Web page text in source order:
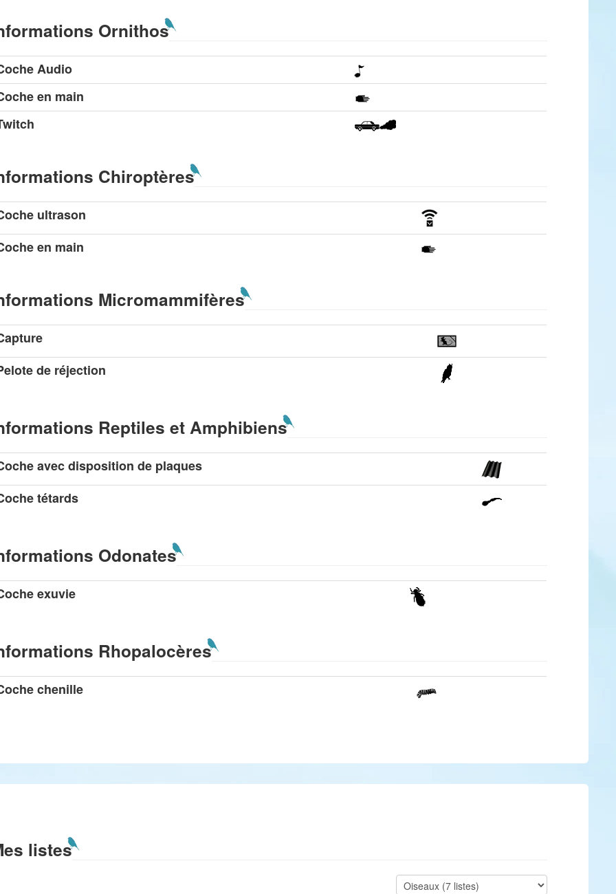
Ornithos
Audio
en main
Chiroptères
ultrason
en main
Micromammifères
de réjection
Reptiles et Amphibiens
avec disposition de plaques
tétards
Odonates
exuvie
Rhopalocères
chenille
listes